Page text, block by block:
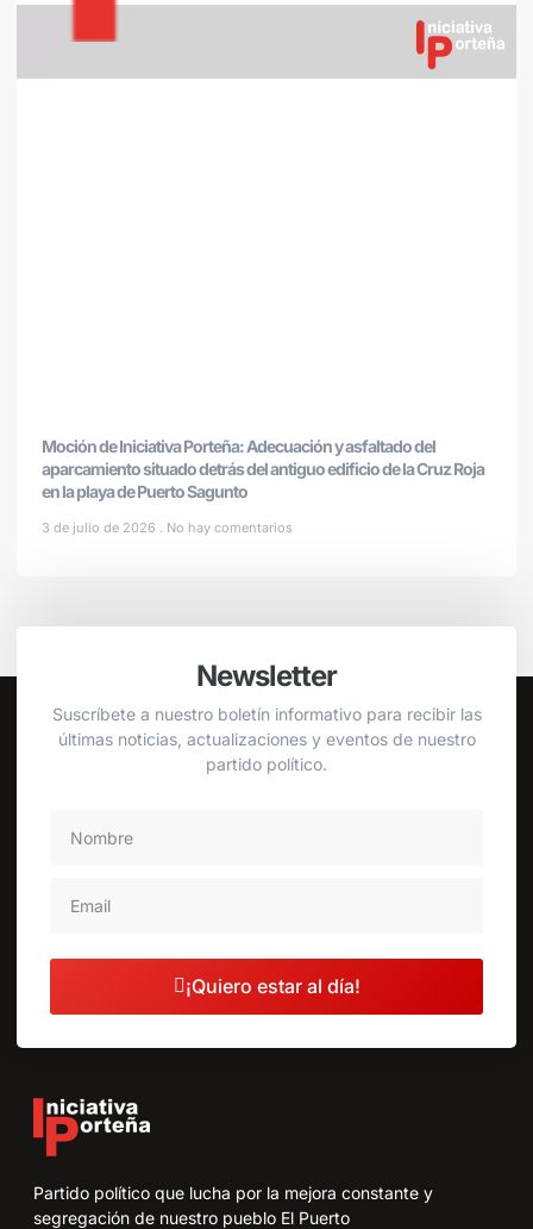
Moción de Iniciativa Porteña: Adecuación y asfaltado del
aparcamiento situado detrás del antiguo edificio de la Cruz Roja
en la playa de Puerto Sagunto
3 de julio de 2026 No hay comentarios
Newsletter
Suscríbete a nuestro boletín informativo para recibir las
últimas noticias, actualizaciones y eventos de nuestro
partido político.
¡Quiero estar al día!
Partido político que lucha por la mejora constante y
segregación de nuestro pueblo El Puerto